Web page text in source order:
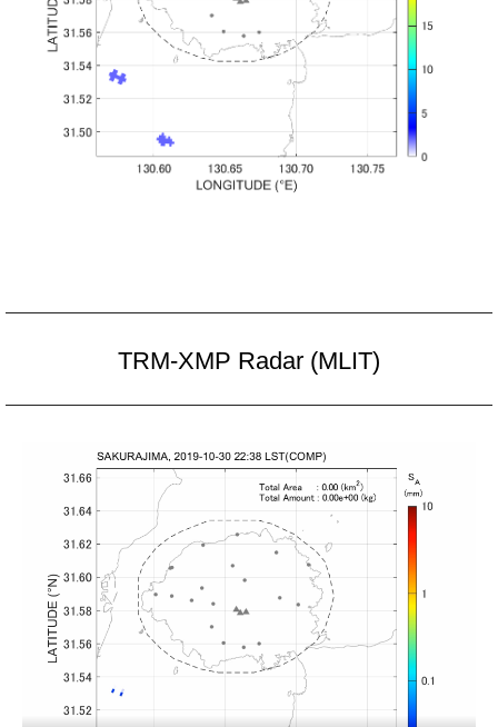
TRM-XMP Radar (MLIT)